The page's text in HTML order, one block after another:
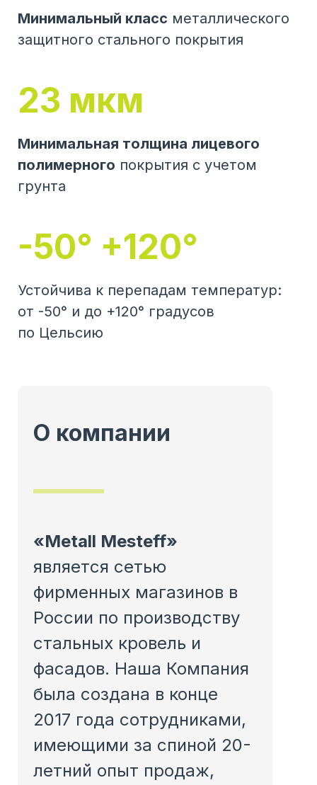
Минимальный класс металлического
защитного стального покрытия
23 мкм
Минимальная толщина лицевого
полимерного покрытия с учетом
грунта
-50° +120°
Устойчива к перепадам температур:
от -50° и до +120° градусов
по Цельсию
«Metall Mesteff»
является сетью
фирменных магазинов в
России по производству
стальных кровель и
фасадов. Наша Компания
была создана в конце
2017 года сотрудниками,
имеющими за спиной 20-
летний опыт продаж,
О компании